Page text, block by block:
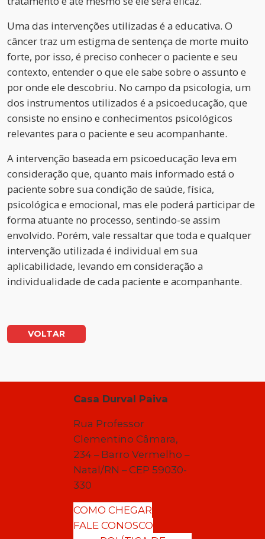
Uma das intervenções utilizadas é a educativa. O
câncer traz um estigma de sentença de morte muito
forte, por isso, é preciso conhecer o paciente e seu
contexto, entender o que ele sabe sobre o assunto e
por onde ele descobriu. No campo da psicologia, um
dos instrumentos utilizados é a psicoeducação, que
consiste no ensino e conhecimentos psicológicos
relevantes para o paciente e seu acompanhante.
A intervenção baseada em psicoeducação leva em
consideração que, quanto mais informado está o
paciente sobre sua condição de saúde, física,
psicológica e emocional, mas ele poderá participar de
forma atuante no processo, sentindo-se assim
envolvido. Porém, vale ressaltar que toda e qualquer
intervenção utilizada é individual em sua
aplicabilidade, levando em consideração a
individualidade de cada paciente e acompanhante.
VOLTAR
Casa Durval Paiva
Rua Professor
Clementino Câmara,
234 – Barro Vermelho –
Natal/RN – CEP 59030-
330
COMO CHEGAR
FALE CONOSCO